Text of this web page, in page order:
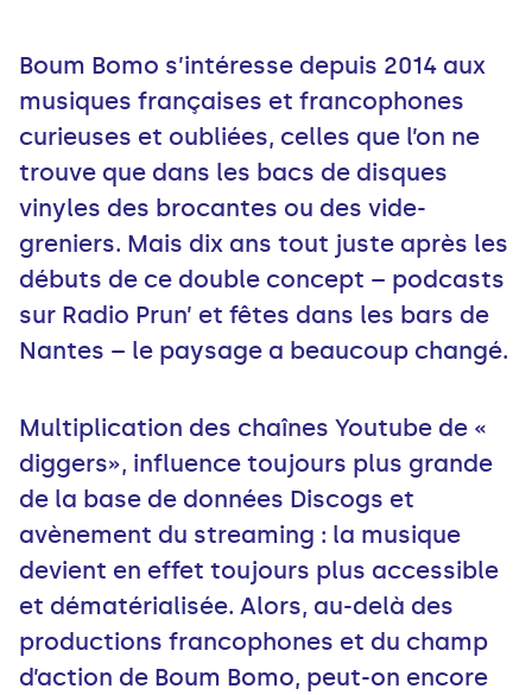
Boum Bomo s’intéresse depuis 2014 aux
musiques françaises et francophones
curieuses et oubliées, celles que l’on ne
trouve que dans les bacs de disques
vinyles des brocantes ou des vide-
greniers. Mais dix ans tout juste après les
débuts de ce double concept – podcasts
sur Radio Prun’ et fêtes dans les bars de
Nantes – le paysage a beaucoup changé.
Multiplication des chaînes Youtube de «
diggers», influence toujours plus grande
de la base de données Discogs et
avènement du streaming : la musique
devient en effet toujours plus accessible
et dématérialisée. Alors, au-delà des
productions francophones et du champ
d’action de Boum Bomo, peut-on encore